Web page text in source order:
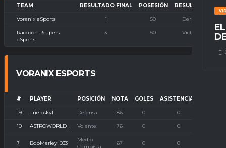
TEAM RESULTADO FINAL POSESIÓN RESULTADO
Voranix eSports 1 50 Derrota
Raccoon Reapers
eSports
3 50 Victoria
VORANIX ESPORTS
# PLAYER POSICIÓN NOTA GOLES ASISTENCIAS
19 arielosky1 Defensa 86 0 0
10 ASTROWORLD_l Volante 76 0 0
7 BobMarley_033
Medio
Campista
67 0 0